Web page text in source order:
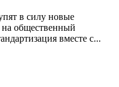
в силу новые
общественный
вместе с...